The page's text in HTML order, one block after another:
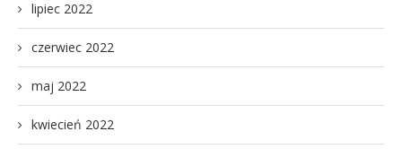
lipiec 2022
czerwiec 2022
maj 2022
kwiecień 2022